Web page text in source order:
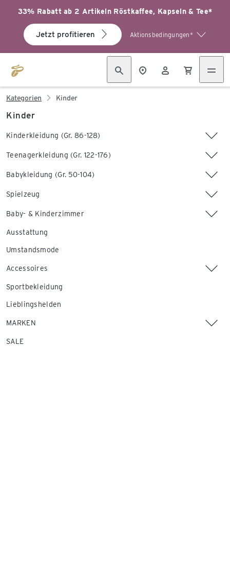
33% Rabatt ab 2 Artikeln Röstkaffee, Kapseln & Tee*
Jetzt profitieren Aktionsbedingungen*
Kategorien Kinder
Kinder
Kinderkleidung (Gr. 86-128)
Teenagerkleidung (Gr. 122-176)
Babykleidung (Gr. 50-104)
Spielzeug
Baby- & Kinderzimmer
Ausstattung
Umstandsmode
Accessoires
Sportbekleidung
Lieblingshelden
MARKEN
SALE